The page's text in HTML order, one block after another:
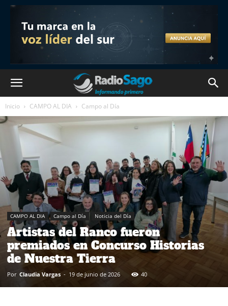
Inicio CAMPO AL DIA Campo al Día
CAMPO AL DIA Campo al Día Noticia del Día
Artistas del Ranco fueron
premiados en Concurso Historias
de Nuestra Tierra
Por Claudia Vargas - 19 de junio de 2026 40